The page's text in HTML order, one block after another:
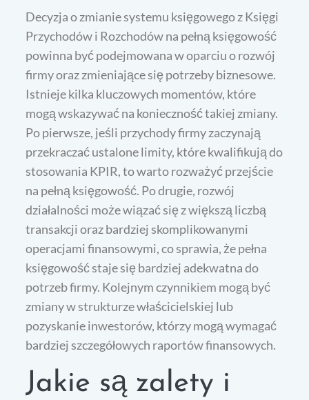
Decyzja o zmianie systemu księgowego z Księgi
Przychodów i Rozchodów na pełną księgowość
powinna być podejmowana w oparciu o rozwój
firmy oraz zmieniające się potrzeby biznesowe.
Istnieje kilka kluczowych momentów, które
mogą wskazywać na konieczność takiej zmiany.
Po pierwsze, jeśli przychody firmy zaczynają
przekraczać ustalone limity, które kwalifikują do
stosowania KPIR, to warto rozważyć przejście
na pełną księgowość. Po drugie, rozwój
działalności może wiązać się z większą liczbą
transakcji oraz bardziej skomplikowanymi
operacjami finansowymi, co sprawia, że pełna
księgowość staje się bardziej adekwatna do
potrzeb firmy. Kolejnym czynnikiem mogą być
zmiany w strukturze właścicielskiej lub
pozyskanie inwestorów, którzy mogą wymagać
bardziej szczegółowych raportów finansowych.
Jakie są zalety i